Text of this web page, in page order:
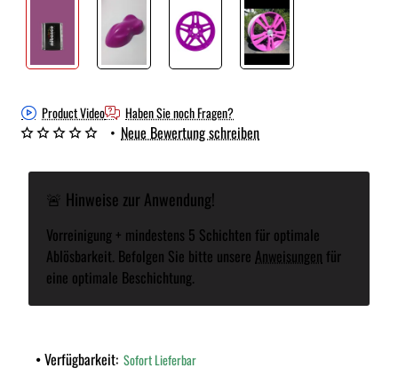
Product Video Haben Sie noch Fragen?
🚨 Hinweise zur Anwendung!
Vorreinigung + mindestens 5 Schichten für optimale
Ablösbarkeit. Befolgen Sie bitte unsere Anweisungen für
eine optimale Beschichtung.
Verfügbarkeit: Sofort Lieferbar
• Neue Bewertung schreiben